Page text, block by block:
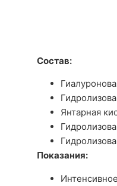
Состав:
Янтарная
Показания: